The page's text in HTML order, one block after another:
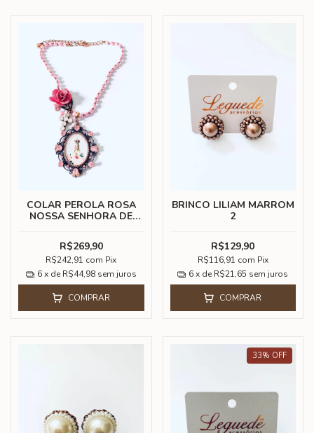
COLAR PEROLA ROSA
NOSSA SENHORA DE
R$269,90
R$242,91 com Pix
6 x de R$44,98 sem juros
COMPRAR
BRINCO LILIAM MARROM
2
R$129,90
R$116,91 com Pix
6 x de R$21,65 sem juros
COMPRAR
33% OFF